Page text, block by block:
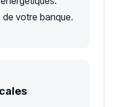
votre banque.